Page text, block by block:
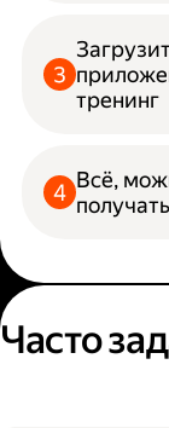
тренинг
Всё,
Часто